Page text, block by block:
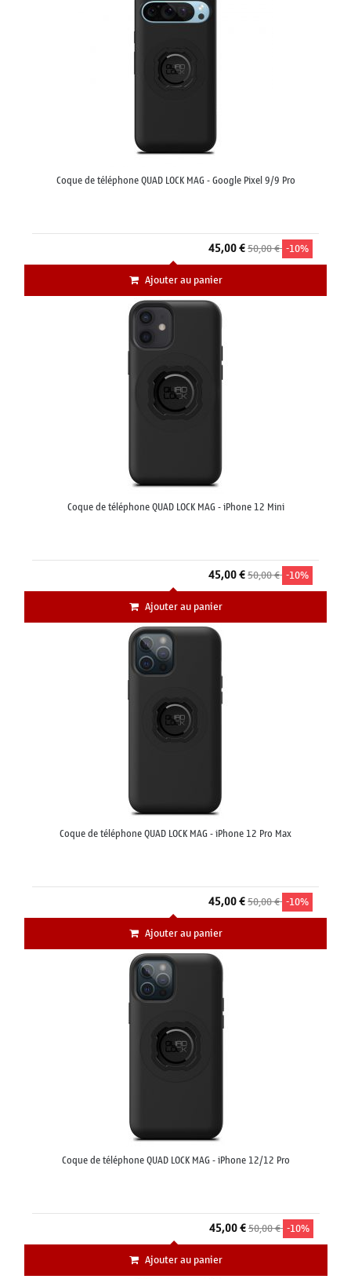
Coque de téléphone QUAD LOCK MAG - Google Pixel 9/9 Pro
45,00 €50,00 € -10%
Ajouter au panier
Coque de téléphone QUAD LOCK MAG - iPhone 12 Mini
45,00 €50,00 € -10%
Ajouter au panier
Coque de téléphone QUAD LOCK MAG - iPhone 12 Pro Max
45,00 €50,00 € -10%
Ajouter au panier
Coque de téléphone QUAD LOCK MAG - iPhone 12/12 Pro
45,00 €50,00 € -10%
Ajouter au panier